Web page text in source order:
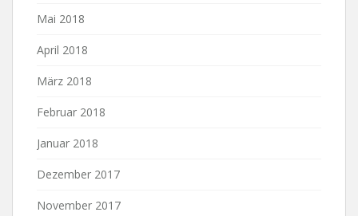
Mai 2018
April 2018
März 2018
Februar 2018
Januar 2018
Dezember 2017
November 2017